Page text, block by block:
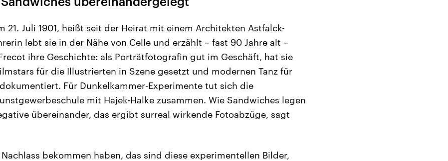
21. Juli 1901, heißt seit der Heirat mit einem Architekten Astfalck-
lebt sie in der Nähe von Celle und erzählt – fast 90 Jahre alt –
ihre Geschichte: als Porträtfotografin gut im Geschäft, hat sie
für die Illustrierten in Szene gesetzt und modernen Tanz für
Für Dunkelkammer-Experimente tut sich die
mit Hajek-Halke zusammen. Wie Sandwiches legen
übereinander, das ergibt surreal wirkende Fotoabzüge, sagt
Nachlass bekommen haben, das sind diese experimentellen Bilder,